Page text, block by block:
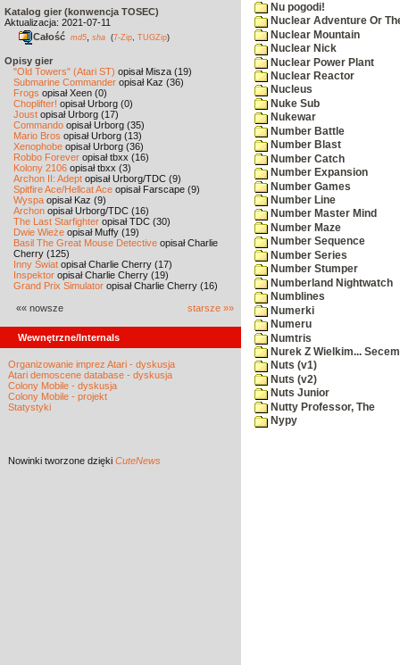
Katalog gier (konwencja TOSEC)
Aktualizacja: 2021-07-11
Całość md5 sha (7-Zip TUGZip)
Opisy gier
"Old Towers" (Atari ST) opisał Misza (19)
Submarine Commander opisał Kaz (36)
Frogs opisał Xeen (0)
Choplifter! opisał Urborg (0)
Joust opisał Urborg (17)
Commando opisał Urborg (35)
Mario Bros opisał Urborg (13)
Xenophobe opisał Urborg (36)
Robbo Forever opisał tbxx (16)
Kolony 2106 opisał tbxx (3)
Archon II: Adept opisał Urborg/TDC (9)
Spitfire Ace/Hellcat Ace opisał Farscape (9)
Wyspa opisał Kaz (9)
Archon opisał Urborg/TDC (16)
The Last Starfighter opisał TDC (30)
Dwie Wieże opisał Muffy (19)
Basil The Great Mouse Detective opisał Charlie
Cherry (125)
Inny Świat opisał Charlie Cherry (17)
Inspektor opisał Charlie Cherry (19)
Grand Prix Simulator opisał Charlie Cherry (16)
«« nowsze starsze »»
Wewnętrzne/Internals
Organizowanie imprez Atari - dyskusja
Atari demoscene database - dyskusja
Colony Mobile - dyskusja
Colony Mobile - projekt
Statystyki
Nowinki tworzone dzięki CuteNews
Nu pogodi!
Nuclear Adventure Or
Nuclear Mountain
Nuclear Nick
Nuclear Power Plant
Nuclear Reactor
Nucleus
Nuke Sub
Nukewar
Number Battle
Number Blast
Number Catch
Number Expansion
Number Games
Number Line
Number Master Mind
Number Maze
Number Sequence
Number Series
Number Stumper
Numberland Nightwatch
Numblines
Numerki
Numeru
Numtris
Nurek Z Wielkim...
Nuts (v1)
Nuts (v2)
Nuts Junior
Nutty Professor, The
Nypy